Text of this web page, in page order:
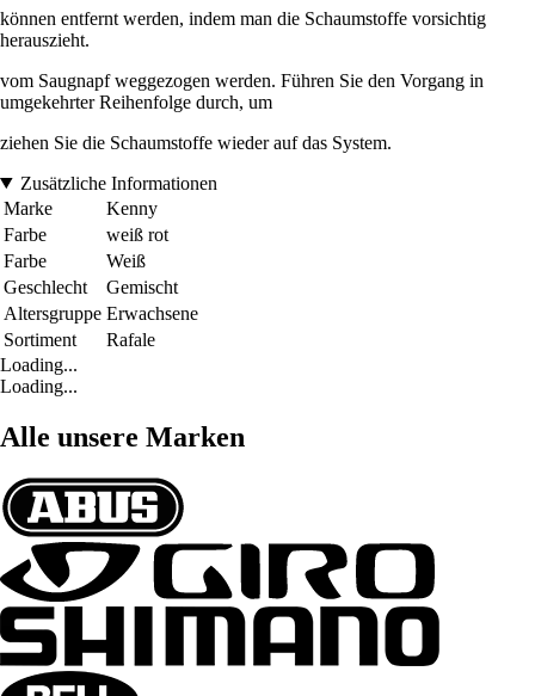
können entfernt werden, indem man die Schaumstoffe vorsichtig
herauszieht.
vom Saugnapf weggezogen werden. Führen Sie den Vorgang in
umgekehrter Reihenfolge durch, um
ziehen Sie die Schaumstoffe wieder auf das System.
Zusätzliche Informationen
Marke
Kenny
Farbe
weiß rot
Farbe
Weiß
Geschlecht
Gemischt
Altersgruppe Erwachsene
Sortiment
Rafale
Loading...
Loading...
Alle unsere Marken